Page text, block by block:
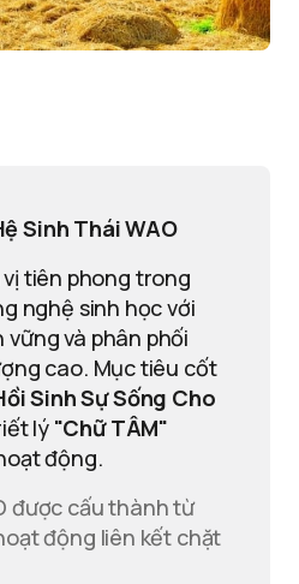
Sinh Thái WAO
tiên phong trong
nghệ sinh học với
và phân phối
cao. Mục tiêu cốt
Sinh Sự Sống Cho
lý "Chữ TÂM"
động.
được cấu thành từ
động liên kết chặt